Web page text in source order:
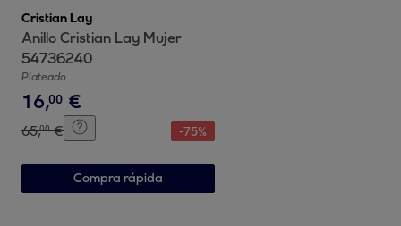
Cristian Lay
Anillo Cristian Lay Mujer
54736240
Plateado
16,00 €
65,00 € -75%
Compra rápida